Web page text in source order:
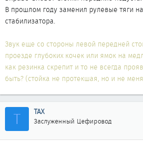
В прошлом году заменил рулевые тяги
стабилизатора.
Звук еще со стороны левой передней
проезде глубоких кочек или ямок на
как резинка скрепит и то не всегда
быть? (стойка не протекшая, но и не
Т ТАХ
Заслуженный Цефировод